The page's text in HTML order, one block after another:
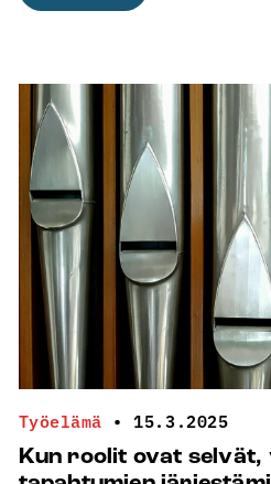
Mainos:
muuttuu
ensi
elokuussa
sydämiä
lämmittäväksi
iltanuotiohetkeksi
–
hyödynnä
alennuskoodi!
Työelämä • 15.3.2025
Kun roolit ovat selvät,